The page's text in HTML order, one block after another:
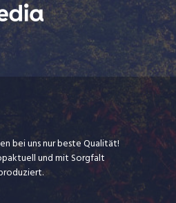
bei uns nur beste Qualität!
und mit Sorgfalt